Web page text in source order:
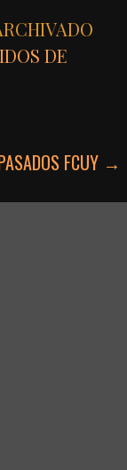
DE
FCUY →